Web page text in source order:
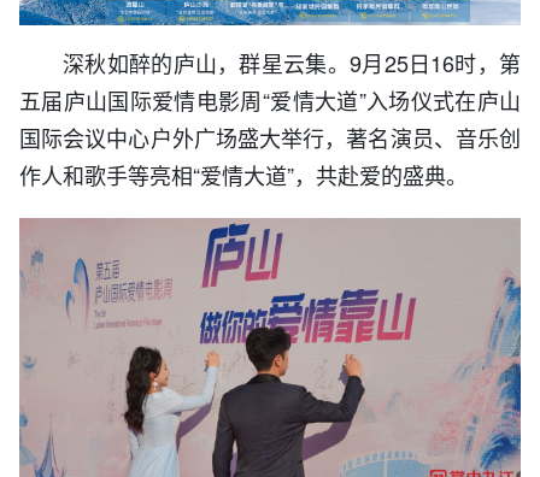
深秋如醉的庐山，群星云集。9月25日16时，第
五届庐山国际爱情电影周“爱情大道”入场仪式在庐山
国际会议中心户外广场盛大举行，著名演员、音乐创
作人和歌手等亮相“爱情大道”，共赴爱的盛典。